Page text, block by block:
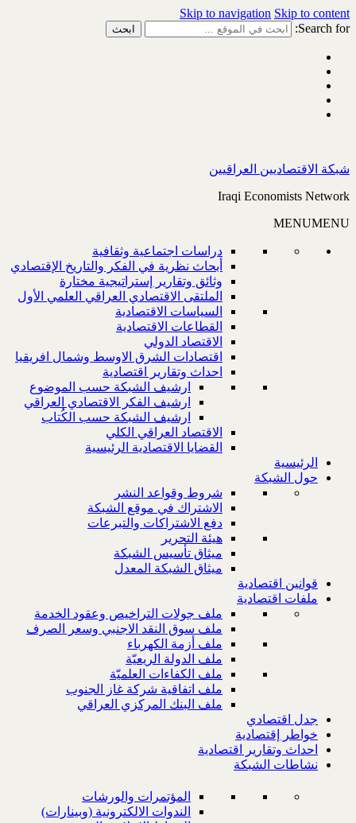
Skip to navigation Skip to content
Search for:
شبكة الاقتصاديين العراقيين
Iraqi Economists Network
MENUMENU
دراسات اجتماعية وثقافية
أبحاث نظرية في الفكر والتاريخ الإقتصادي
وثائق وتقارير إستراتيجية مختارة
الملتقى الاقتصادي العراقي العلمي الأول
السياسات الاقتصادية
القطاعات الاقتصادية
الاقتصاد الدولي
اقتصادات الشرق الاوسط وشمال افريقيا
احداث وتقارير اقتصادية
ارشيف الشبكة حسب الموضوع
ارشيف الفكر الاقتصادي العراقي
ارشيف الشبكة حسب الكُتاب
الاقتصاد العراقي الكلي
القضايا الاقتصادية الرئيسية
الرئيسية
حول الشبكة
شروط وقواعد النشر
الاشتراك في موقع الشبكة
دفع الاشتراكات والتبرعات
هيئة التحرير
ميثاق تأسيس الشبكة
ميثاق الشبكة المعدل
قوانين اقتصادية
ملفات اقتصادية
ملف جولات التراخيص وعقود الخدمة
ملف سوق النقد الاجنبي وسعر الصرف
ملف أزمة الكهرباء
ملف الدولة الريعيّة
ملف الكفاءات العلميّة
ملف اتفاقية شركة غاز الجنوب
ملف البنك المركزي العراقي
جدل اقتصادي
خواطر إقتصادية
احداث وتقارير اقتصادية
نشاطات الشبكة
المؤتمرات والورشات
الندوات الالكترونية (وبينارات)